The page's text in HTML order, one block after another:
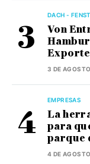
DACH -
Von
3 DE
EMPRESAS
La
para
parque
4 DE